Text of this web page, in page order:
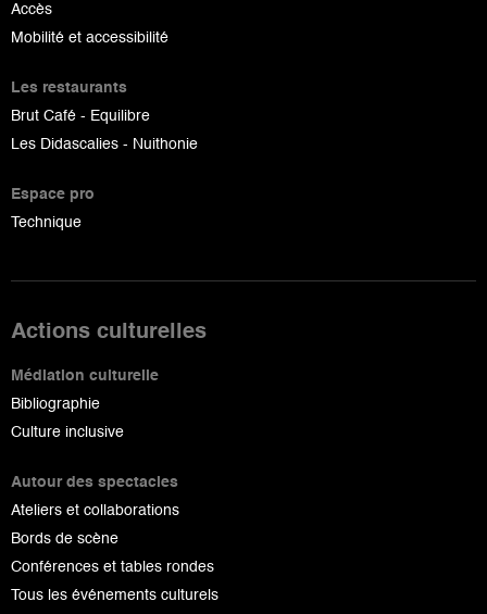
Accès
Mobilité et accessibilité
Les restaurants
Brut Café - Equilibre
Les Didascalies - Nuithonie
Espace pro
Technique
Actions culturelles
Médiation culturelle
Bibliographie
Culture inclusive
Autour des spectacles
Ateliers et collaborations
Bords de scène
Conférences et tables rondes
Tous les événements culturels